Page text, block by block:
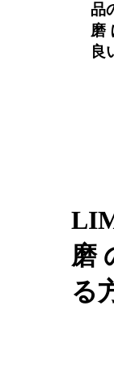
品
磨
良
磨
る